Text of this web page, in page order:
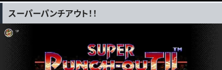
スーパーパンチアウト！！